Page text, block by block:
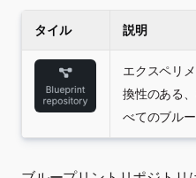
タイル 説明
エクスペリ
換性のある
べてのブル